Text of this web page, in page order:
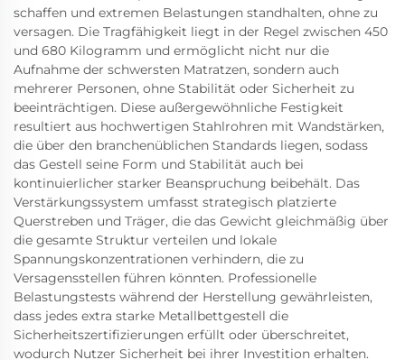
schaffen und extremen Belastungen standhalten, ohne zu
versagen. Die Tragfähigkeit liegt in der Regel zwischen 450
und 680 Kilogramm und ermöglicht nicht nur die
Aufnahme der schwersten Matratzen, sondern auch
mehrerer Personen, ohne Stabilität oder Sicherheit zu
beeinträchtigen. Diese außergewöhnliche Festigkeit
resultiert aus hochwertigen Stahlrohren mit Wandstärken,
die über den branchenüblichen Standards liegen, sodass
das Gestell seine Form und Stabilität auch bei
kontinuierlicher starker Beanspruchung beibehält. Das
Verstärkungssystem umfasst strategisch platzierte
Querstreben und Träger, die das Gewicht gleichmäßig über
die gesamte Struktur verteilen und lokale
Spannungskonzentrationen verhindern, die zu
Versagensstellen führen könnten. Professionelle
Belastungstests während der Herstellung gewährleisten,
dass jedes extra starke Metallbettgestell die
Sicherheitszertifizierungen erfüllt oder überschreitet,
wodurch Nutzer Sicherheit bei ihrer Investition erhalten.